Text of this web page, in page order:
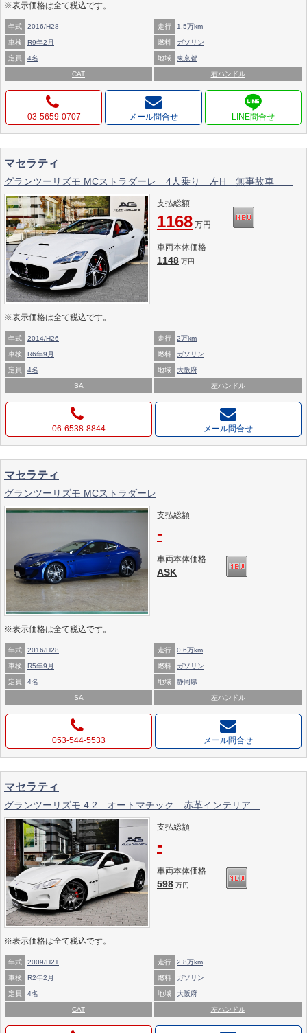
※表示価格は全て税込です。
年式 2016/H28 走行 1.5万km
車検 R9年2月 燃料 ガソリン
定員 4名 地域 東京都
CAT 右ハンドル
03-5659-0707 メール問合せ
マセラティ
グランツーリズモ MCストラダーレ 4人乗り 左H 無事故車
支払総額
1168 万円
車両本体価格
1148 万円
※表示価格は全て税込です。
年式 2014/H26 走行 2万km
車検 R6年9月 燃料 ガソリン
定員 4名 地域 大阪府
SA 左ハンドル
06-6538-8844 メール問合せ
マセラティ
グランツーリズモ MCストラダーレ
支払総額
-
車両本体価格
ASK
※表示価格は全て税込です。
年式 2016/H28 走行 0.6万km
車検 R5年9月 燃料 ガソリン
定員 4名 地域 静岡県
SA 左ハンドル
053-544-5533 メール問合せ
マセラティ
グランツーリズモ 4.2 オートマチック 赤革インテリア
支払総額
-
車両本体価格
598 万円
※表示価格は全て税込です。
年式 2009/H21 走行 2.8万km
車検 R2年2月 燃料 ガソリン
定員 4名 地域 大阪府
CAT 左ハンドル